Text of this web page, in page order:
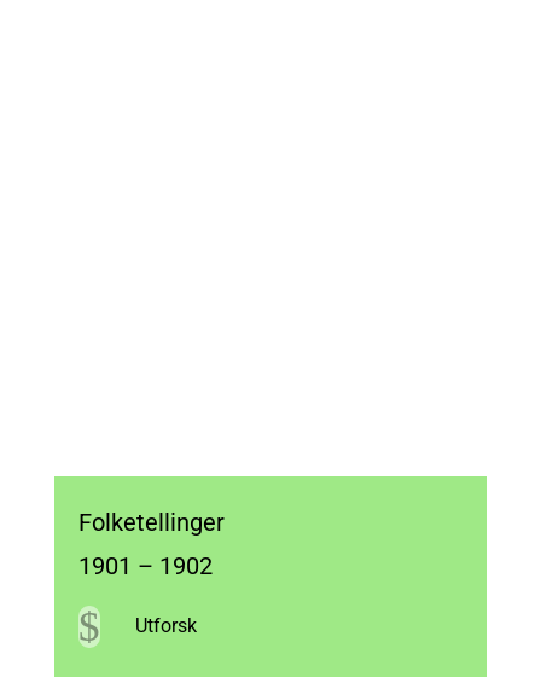
Folketellinger
1901 – 1902
$ Utforsk